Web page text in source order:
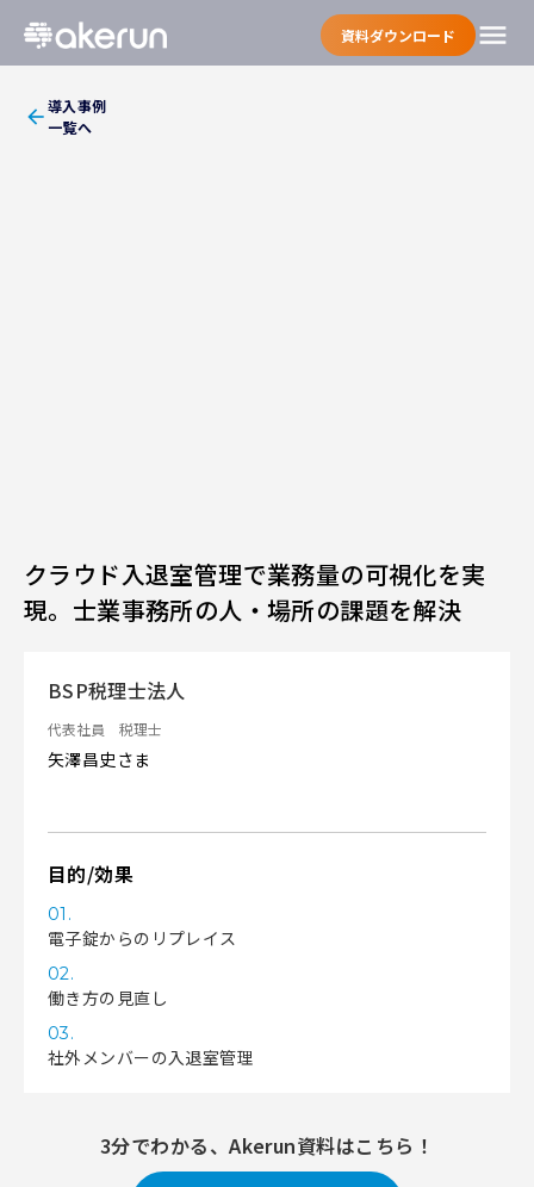
資料ダウンロード menu
導入事例
一覧へ
arrow_back
クラウド入退室管理で業務量の可視化を実
現。士業事務所の人・場所の課題を解決
BSP税理士法人
代表社員 税理士
矢澤昌史さま
目的/効果
01.
電子錠からのリプレイス
02.
働き方の見直し
03.
社外メンバーの入退室管理
3分でわかる、Akerun資料はこちら！